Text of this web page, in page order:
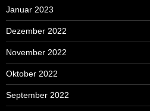
Januar 2023
Dezember 2022
November 2022
Oktober 2022
September 2022